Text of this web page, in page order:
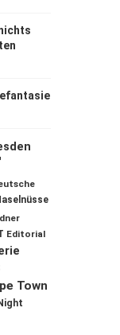
Editorial
Town